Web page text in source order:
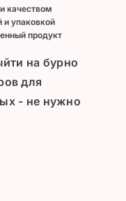
качеством
и упаковкой
продукт
на бурно
для
- не нужно